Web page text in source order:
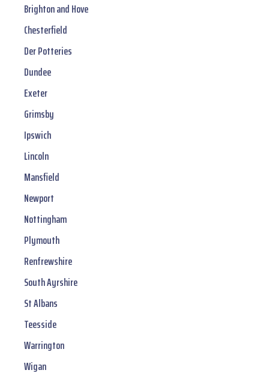
Brighton and Hove
Chesterfield
Der Potteries
Dundee
Exeter
Grimsby
Ipswich
Lincoln
Mansfield
Newport
Nottingham
Plymouth
Renfrewshire
South Ayrshire
St Albans
Teesside
Warrington
Wigan